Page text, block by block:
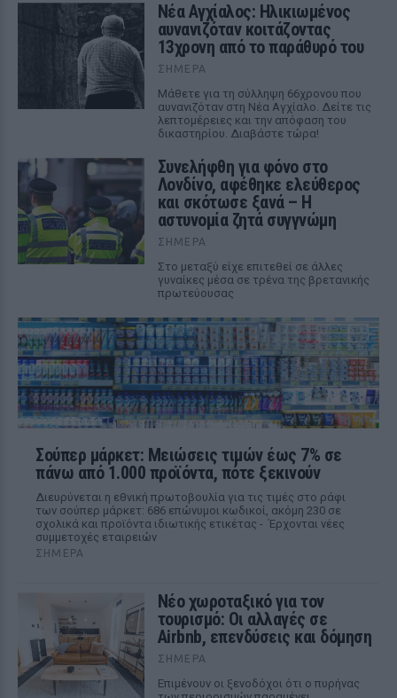
Νέα Αγχίαλος: Ηλικιωμένος
αυνανιζόταν κοιτάζοντας
13χρονη από το παράθυρό του
ΣΉΜΕΡΑ
Μάθετε για τη σύλληψη 66χρονου που
αυνανιζόταν στη Νέα Αγχίαλο. Δείτε τις
λεπτομέρειες και την απόφαση του
δικαστηρίου. Διαβάστε τώρα!
Συνελήφθη για φόνο στο
Λονδίνο, αφέθηκε ελεύθερος
και σκότωσε ξανά – Η
αστυνομία ζητά συγγνώμη
ΣΉΜΕΡΑ
Στο μεταξύ είχε επιτεθεί σε άλλες
γυναίκες μέσα σε τρένα της βρετανικής
πρωτεύουσας
Σούπερ μάρκετ: Μειώσεις τιμών έως 7% σε
πάνω από 1.000 προϊόντα, πότε ξεκινούν
Διευρύνεται η εθνική πρωτοβουλία για τις τιμές στο ράφι
των σούπερ μάρκετ: 686 επώνυμοι κωδικοί, ακόμη 230 σε
σχολικά και προϊόντα ιδιωτικής ετικέτας - Έρχονται νέες
συμμετοχές εταιρειών
ΣΉΜΕΡΑ
Νέο χωροταξικό για τον
τουρισμό: Οι αλλαγές σε
Airbnb, επενδύσεις και δόμηση
ΣΉΜΕΡΑ
Επιμένουν οι ξενοδόχοι ότι ο πυρήνας